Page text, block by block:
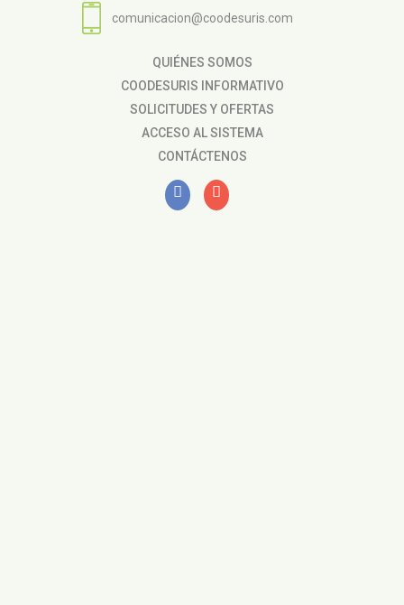
comunicacion@coodesuris.com
QUIÉNES SOMOS
COODESURIS INFORMATIVO
SOLICITUDES Y OFERTAS
ACCESO AL SISTEMA
CONTÁCTENOS